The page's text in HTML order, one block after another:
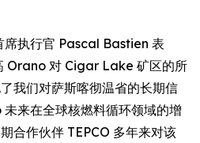
执行官 Pascal Bastien 表
Orano 对 Cigar Lake 矿区的所
我们对萨斯喀彻温省的长期信
来在全球核燃料循环领域的增
合作伙伴 TEPCO 多年来对该